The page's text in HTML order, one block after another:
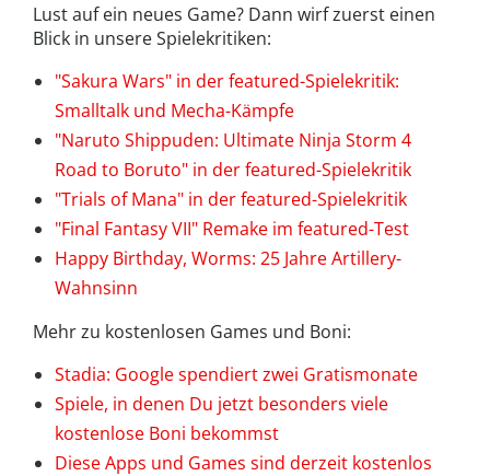
Lust auf ein neues Game? Dann wirf zuerst einen
Blick in unsere Spielekritiken:
"Sakura Wars" in der featured-Spielekritik:
Smalltalk und Mecha-Kämpfe
"Naruto Shippuden: Ultimate Ninja Storm 4
Road to Boruto" in der featured-Spielekritik
"Trials of Mana" in der featured-Spielekritik
"Final Fantasy VII" Remake im featured-Test
Happy Birthday, Worms: 25 Jahre Artillery-
Wahnsinn
Mehr zu kostenlosen Games und Boni:
Stadia: Google spendiert zwei Gratismonate
Spiele, in denen Du jetzt besonders viele
kostenlose Boni bekommst
Diese Apps und Games sind derzeit kostenlos